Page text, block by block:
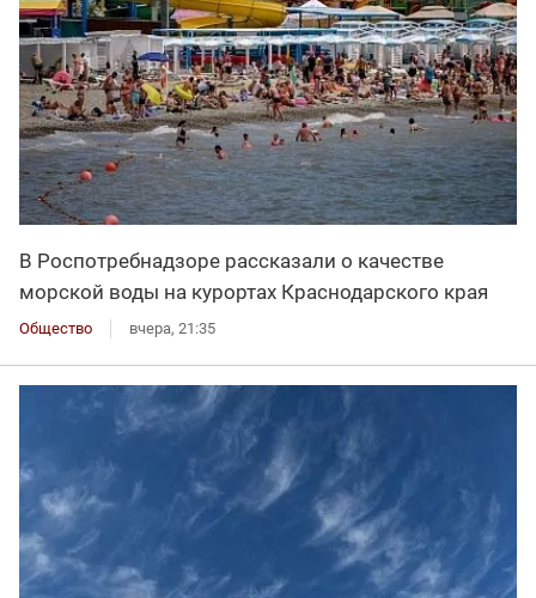
В Роспотребнадзоре рассказали о качестве
морской воды на курортах Краснодарского края
Общество вчера, 21:35